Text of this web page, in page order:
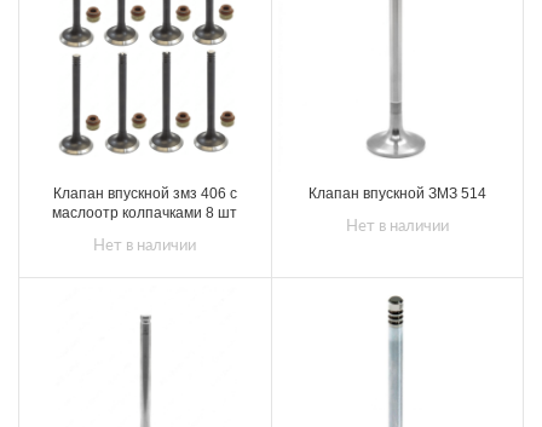
Клапан впускной змз 406 с
маслоотр колпачками 8 шт
Нет в наличии
Клапан впускной ЗМЗ 514
Нет в наличии